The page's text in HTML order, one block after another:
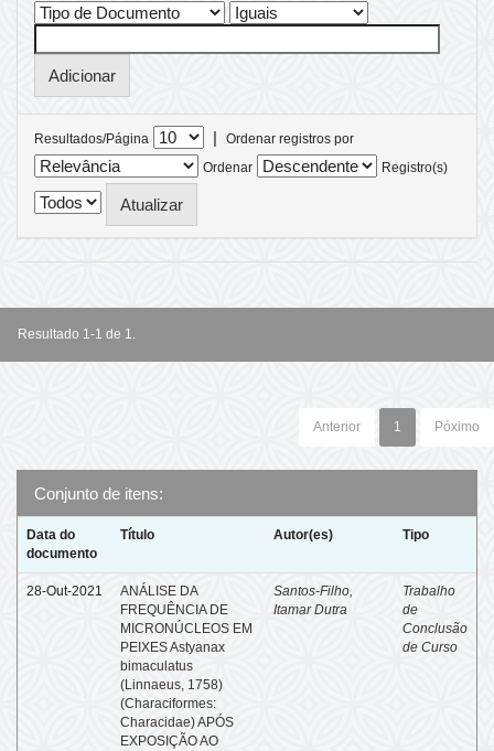
Resultados/Página |
Ordenar registros por
Ordenar
Registro(s)
Resultado 1-1 de 1.
Anterior 1 Póximo
Conjunto de itens:
Data do
documento
Título Autor(es) Tipo
28-Out-2021
ANÁLISE DA
FREQUÊNCIA DE
MICRONÚCLEOS EM
PEIXES Astyanax
bimaculatus
(Linnaeus, 1758)
(Characiformes:
Characidae) APÓS
EXPOSIÇÃO AO
Santos-Filho,
Itamar Dutra
Trabalho
de
Conclusão
de Curso